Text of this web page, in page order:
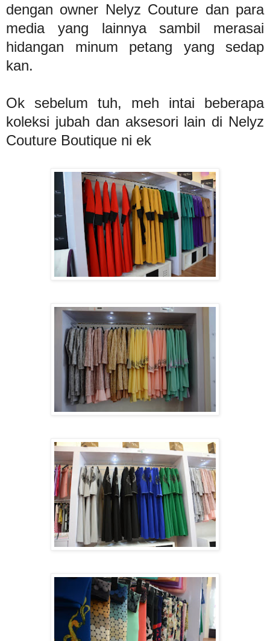
dengan owner Nelyz Couture dan para
media yang lainnya sambil merasai
hidangan minum petang yang sedap
kan.
Ok sebelum tuh, meh intai beberapa
koleksi jubah dan aksesori lain di Nelyz
Couture Boutique ni ek